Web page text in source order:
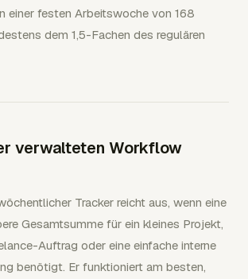
einer festen Arbeitswoche von 168
dem 1,5-Fachen des regulären
verwalteten Workflow
Tracker reicht aus, wenn eine
Gesamtsumme für ein kleines Projekt,
Auftrag oder eine einfache interne
benötigt. Er funktioniert am besten,